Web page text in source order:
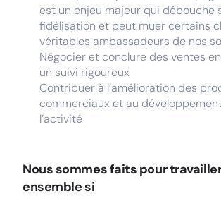
est un enjeu majeur qui débouche
fidélisation et peut muer certains
véritables ambassadeurs de nos
Négocier et conclure des ventes
un suivi rigoureux
Contribuer à l’amélioration des
commerciaux et au
l’activité
Nous sommes faits pour
ensemble si